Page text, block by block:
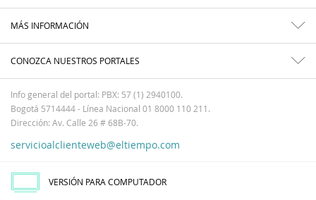
MÁS INFORMACIÓN
CONOZCA NUESTROS PORTALES
Info general del portal: PBX: 57 (1) 2940100.
Bogotá 5714444 - Línea Nacional 01 8000 110 211.
Dirección: Av. Calle 26 # 68B-70.
servicioalclienteweb@eltiempo.com
VERSIÓN PARA COMPUTADOR